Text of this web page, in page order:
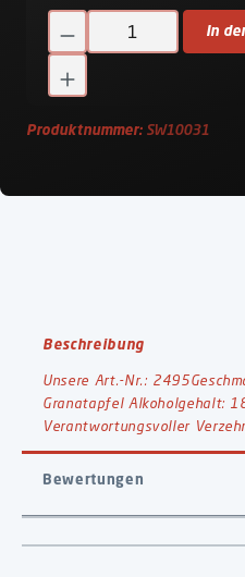
In
Produktnummer: SW10031
Beschreibung
Unsere Art.-Nr.:
Granatapfel Alkoholgehalt:
Verantwortungsvoller
Bewertungen